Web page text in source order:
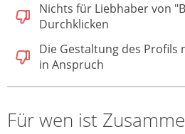
Nichts für Liebhaber von
Durchklicken
Die Gestaltung des Profils
in Anspruch
Für wen ist